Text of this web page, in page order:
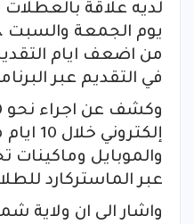
لديه علاقة
يوم الجمعة والسبت
من اضعف ايام
في التقديم عبر
والموبايل وماكينات
عبر الماستركارد
واشار الى ان ولاية